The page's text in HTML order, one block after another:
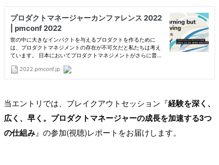
当エントリでは、ブレイクアウトセッション『経験を深く、
広く、早く。プロダクトマネージャーの成長を加速する3つ
の仕組み』の参加(視聴)レポートをお届けします。